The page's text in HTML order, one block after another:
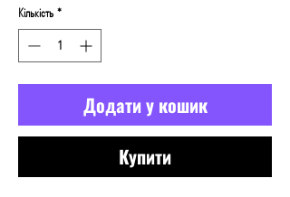
Кількість *
Додати у кошик
Купити